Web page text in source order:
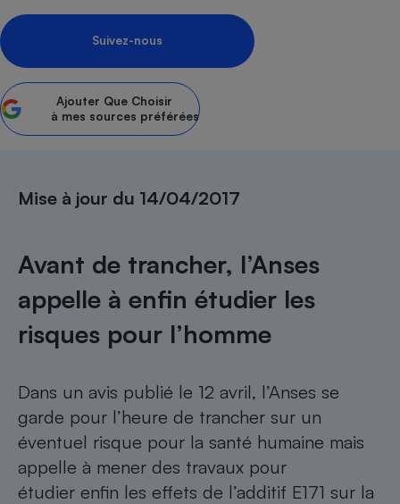
Suivez-nous
Ajouter Que Choisir
à mes sources préférées
Mise à jour du 14/04/2017
Avant de trancher, l’Anses
appelle à enfin étudier les
risques pour l’homme
Dans un avis publié le 12 avril, l’Anses se
garde pour l’heure de trancher sur un
éventuel risque pour la santé humaine mais
appelle à mener des travaux pour
étudier enfin les effets de l’additif E171 sur la
Petit électroménager -
Lave-linge
Plaque de cuisson à
Téléphone mobile -
Smartphone
Antimoustique